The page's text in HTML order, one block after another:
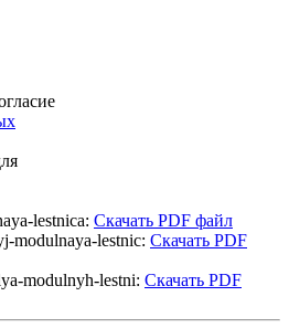
lestnica: Скачать PDF файл
modulnaya-lestnic: Скачать PDF
modulnyh-lestni: Скачать PDF